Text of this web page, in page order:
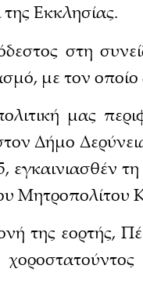
της Εκκλησίας.
στη
με τον
μας
Δήμο
εγκαινιασθέν
Μητροπολίτου
της εορτής,